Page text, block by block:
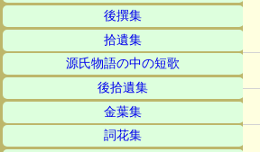
後撰集
拾遺集
源氏物語の中の短歌
後拾遺集
金葉集
詞花集